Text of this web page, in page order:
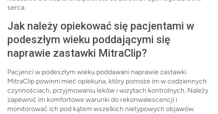
serca.
Jak należy opiekować się pacjentami w
podeszłym wieku poddającymi się
naprawie zastawki MitraClip?
Pacjenci w podeszłym wieku poddawani naprawie zastawki
MitraClip powinni mieć opiekuna, który pomoże im w codziennych
czynnościach, przyjmowaniu leków i wizytach kontrolnych. Należy
zapewnić im komfortowe warunki do rekonwalescencji i
monitorować ich pod kątem wszelkich nietypowych objawów.